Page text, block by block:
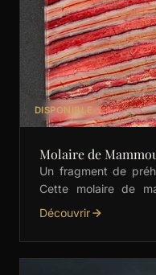
DISPONIBLE
Molaire de
Un fragment de
Cette molaire de
dégradés subtils de
Découvrir